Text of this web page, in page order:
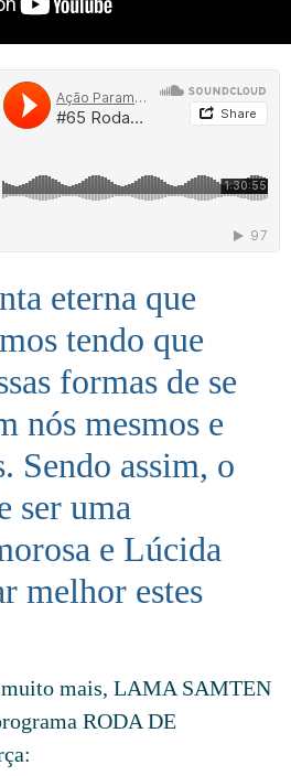
eterna que
tendo que
formas de se
nós mesmos e
Sendo assim, o
ser uma
e Lúcida
melhor estes
muito mais, LAMA SAMTEN
RODA DE